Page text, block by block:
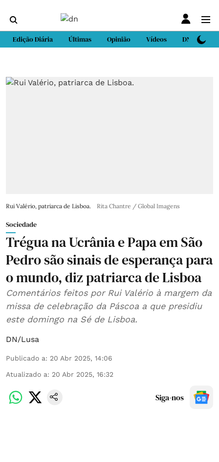
Edição Diária Últimas Opinião Vídeos DN Sport
Rui Valério, patriarca de Lisboa. Rita Chantre / Global Imagens
Sociedade
Trégua na Ucrânia e Papa em São
Pedro são sinais de esperança para
o mundo, diz patriarca de Lisboa
Comentários feitos por Rui Valério à margem da
missa de celebração da Páscoa a que presidiu
este domingo na Sé de Lisboa.
DN/Lusa
Publicado a: 20 Abr 2025, 14:06
Atualizado a: 20 Abr 2025, 16:32
Siga-nos